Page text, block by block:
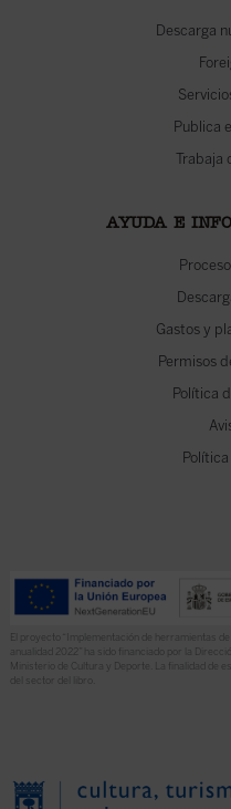
Descarga
Publica
Trabaja
AYUDA E
Gastos y
Permisos
Política
El proyecto “Implementación de herramientas
anualidad 2022” ha sido financiado por la
Ministerio de Cultura y Deporte. La finalidad de
del sector del libro.